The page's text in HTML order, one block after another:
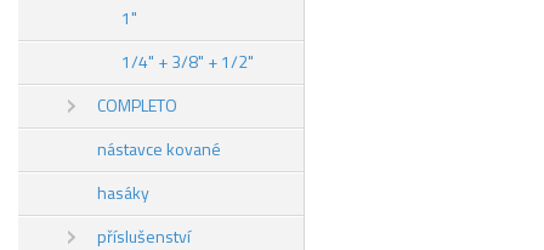
1"
1/4" + 3/8" + 1/2"
COMPLETO
nástavce kované
hasáky
příslušenství